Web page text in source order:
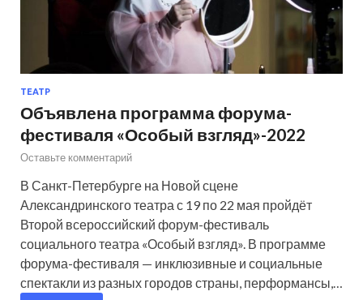
ТЕАТР
Объявлена программа форума-
фестиваля «Особый взгляд»-2022
Оставьте комментарий
В Санкт-Петербурге на Новой сцене
Александринского театра с 19 по 22 мая пройдёт
Второй всероссийский форум-фестиваль
социального театра «Особый взгляд». В программе
форума-фестиваля — инклюзивные и социальные
спектакли из разных городов страны, перформансы,…